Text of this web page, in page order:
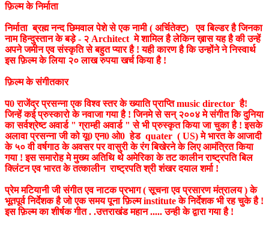
फ़िल्म के निर्माता
निर्माता ब्रह्म नन्द छिमवाल पेशे से एक नामी ( अर्चितेक्ट) एव बिल्डर है जिनका
नाम हिन्दुस्तान के बड़े - २ Architect मे शामिल है लेकिन ख़ास यह है की उन्हें
अपने जमीन एव संस्कृति से बहुत प्यार है ! यही कारण है कि उन्होंने ने निस्वार्थ
इस फ़िल्म के लिया २० लाख रुपया खर्च किया है !
फ़िल्म के संगीतकार
प0 राजेंद्र प्रसन्ना एक विश्व स्तर के ख्याति प्राप्ति music director है!
जिन्हें कई प्रुस्कारो के नवाजा गया है ! जिनमे से सन् २००४ मे संगीत कि दुनिया
का सर्वश्रेष्ट अवार्ड " ग्राम्ही अवार्ड " से भी प्रुस्कृत किया जा चुका है ! इसके
अलावा प्रसन्ना जी को यू0 एन0 ओ0 हेड quater ( US) मे भारत के आजादी
के ५० वी वर्षगाठ के अवसर पर वासुरी के रंग बिखेरने के लिए आमंत्रित किया
गया ! इस समारोह मे मुख्य अतिथि थे अमेरिका के तट कालीन राष्ट्रपति बिल
क्लिंटन एव भारत के तत्कालीन राष्ट्रपति श्री शंखर दयाल शर्मा !
प्रेम मटियानी जी संगीत एव नाटक प्रभाग ( सूचना एव प्रसारण मंत्रालय ) के
भूतपूर्व निर्देशक है जो एक समय पूना फ़िल्म institute के निर्देशक भी रह चुके है !
इस फ़िल्म का शीर्षक गीत . .उत्तराखंड महान ..... उन्ही के द्वारा गया है !